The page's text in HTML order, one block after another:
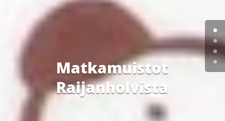
Matkamuistot
Raijanholvista